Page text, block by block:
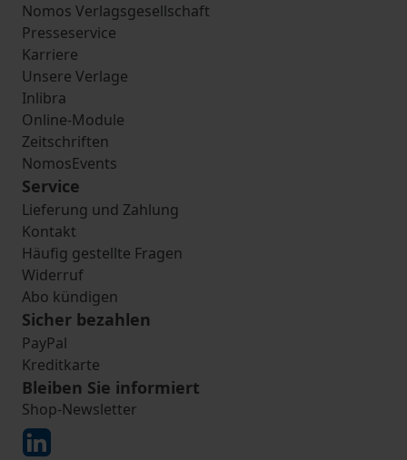
Nomos Verlagsgesellschaft
Presseservice
Karriere
Unsere Verlage
Inlibra
Online-Module
Zeitschriften
NomosEvents
Service
Lieferung und Zahlung
Kontakt
Häufig gestellte Fragen
Widerruf
Abo kündigen
Sicher bezahlen
PayPal
Kreditkarte
Bleiben Sie informiert
Shop-Newsletter